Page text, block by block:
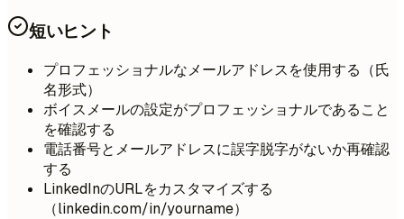
短いヒント
プロフェッショナルなメールアドレスを使用する（氏
名形式）
ボイスメールの設定がプロフェッショナルであること
を確認する
電話番号とメールアドレスに誤字脱字がないか再確認
する
LinkedInのURLをカスタマイズする
（linkedin.com/in/yourname）